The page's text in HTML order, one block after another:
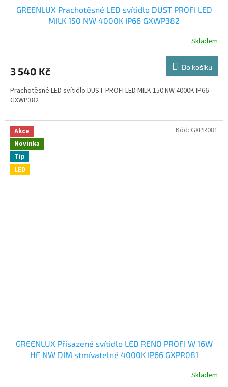
GREENLUX Prachotěsné LED svítidlo DUST PROFI LED
MILK 150 NW 4000K IP66 GXWP382
Skladem
3 540 Kč Do košíku
Prachotěsné LED svítidlo DUST PROFI LED MILK 150 NW 4000K IP66
GXWP382
Akce
Novinka
Tip
LED
GREENLUX Přisazené svítidlo LED RENO PROFI W 16W
HF NW DIM stmívatelné 4000K IP66 GXPR081
Skladem
Kód: GXPR081